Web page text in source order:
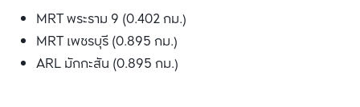
MRT พระราม 9 (0.402 กม.)
MRT เพชรบุรี (0.895 กม.)
ARL มักกะสัน (0.895 กม.)